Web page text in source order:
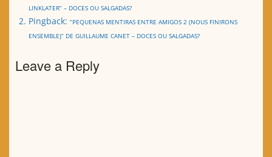
LINKLATER” – DOCES OU SALGADAS?
Pingback:“PEQUENAS MENTIRAS ENTRE AMIGOS 2 (NOUS FINIRONS
ENSEMBLE)” DE GUILLAUME CANET – DOCES OU SALGADAS?
Leave a Reply